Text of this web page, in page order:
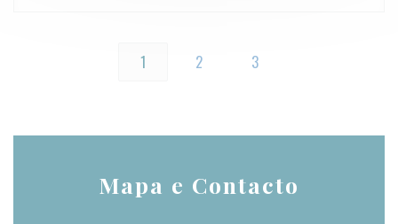
1 2 3
Mapa e Contacto